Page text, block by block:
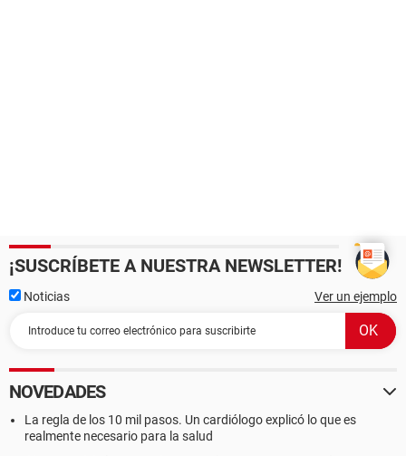
¡SUSCRÍBETE A NUESTRA NEWSLETTER!
Noticias Ver un ejemplo
NOVEDADES
La regla de los 10 mil pasos. Un cardiólogo explicó lo que es
realmente necesario para la salud